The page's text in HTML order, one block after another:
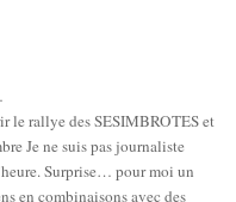
le rallye des SESIMBROTES et
Je ne suis pas journaliste
Surprise… pour moi un
en combinaisons avec des